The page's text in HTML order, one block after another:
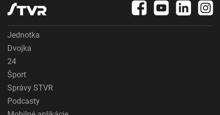
Jednotka
Dvojka
24
Šport
Správy STVR
Podcasty